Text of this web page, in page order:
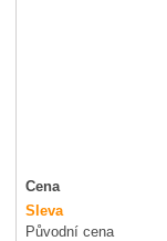
Cena
Sleva
Původní cena